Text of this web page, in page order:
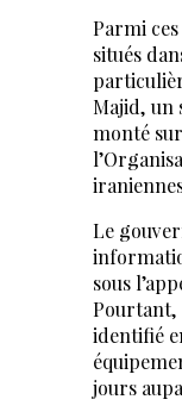
Parmi
situés
Majid, un
monté
Le
sous
Pourtant,
identifié
jours